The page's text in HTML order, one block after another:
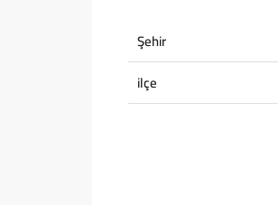
Şehir
ilçe